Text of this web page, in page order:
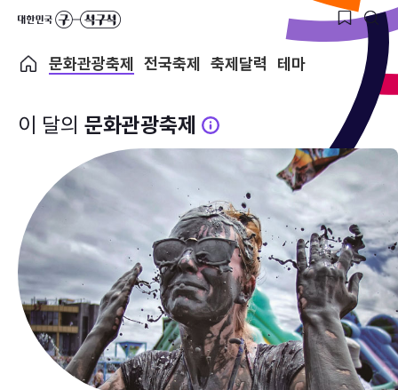
문화관광축제 전국축제 축제달력 테마
이 달의 문화관광축제